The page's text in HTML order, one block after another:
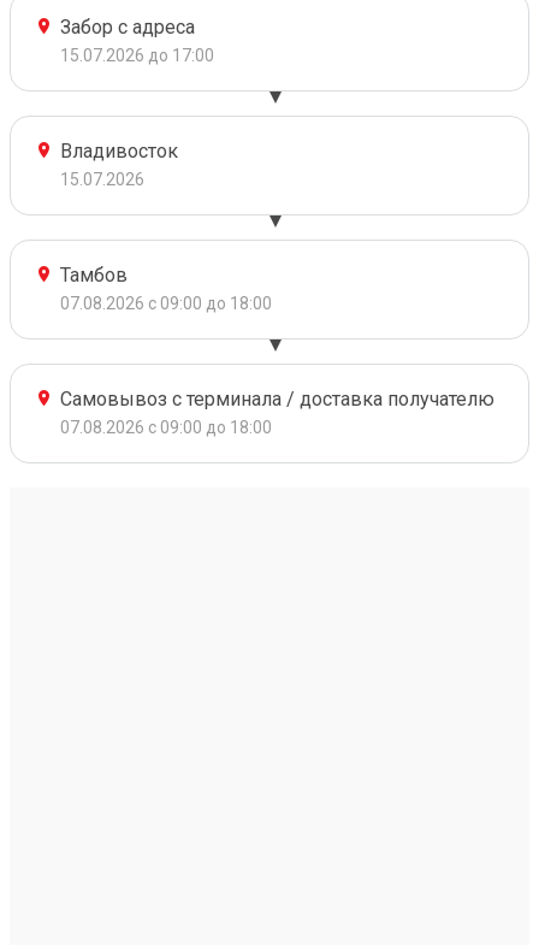
Забор с адреса
15.07.2026 до 17:00
Владивосток
15.07.2026
Тамбов
07.08.2026 с 09:00 до 18:00
Самовывоз с терминала / доставка получателю
07.08.2026 с 09:00 до 18:00